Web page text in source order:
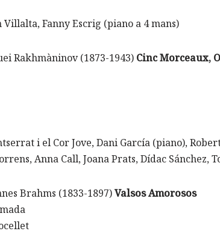
Villalta, Fanny Escrig (piano a 4 mans)
Rakhmàninov (1873-1943) Cinc Morceaux,
i el Cor Jove, Dani García (piano),
Anna Call, Joana Prats, Dídac Sánchez,
Brahms (1833-1897)Valsos Amorosos